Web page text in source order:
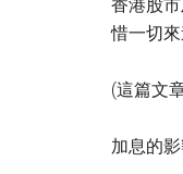
香港股
惜一切
(這篇文
加息的